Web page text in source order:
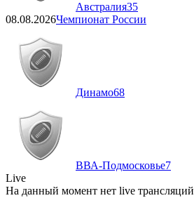
Австралия35
08.08.2026Чемпионат России
Динамо68
ВВА-Подмосковье7
Live
На данный момент нет live трансляций